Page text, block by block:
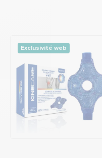
Exclusivité web